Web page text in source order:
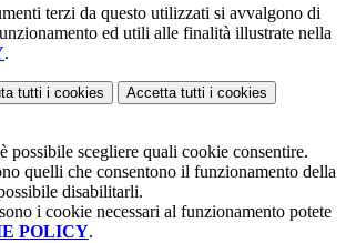
terzi da questo utilizzati si avvalgono di
ed utili alle finalità illustrate nella
.
tutti i cookies Accetta tutti i cookies
possibile scegliere quali cookie consentire.
quelli che consentono il funzionamento della
disabilitarli.
i cookie necessari al funzionamento potete
POLICY.